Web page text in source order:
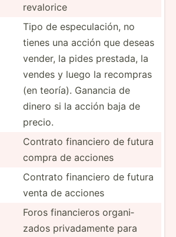
revalorice
Tipo de especu­lación, no
tienes una acción que deseas
vender, la pides prestada, la
vendes y luego la recompras
(en teoría). Ganancia de
dinero si la acción baja de
precio.
Contrato financiero de futura
compra de acciones
Contrato financiero de futura
venta de acciones
Foros financ­ieros organi­
zados privad­amente para